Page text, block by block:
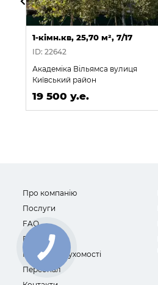
1-кімн.кв, 25,70 м², 7/17
ID: 22642
Академіка Вільямса вулиця
Київський район
19 500 у.е.
Про компанію
Послуги
FAQ
Відгуки
Новини нерухомості
Персонал